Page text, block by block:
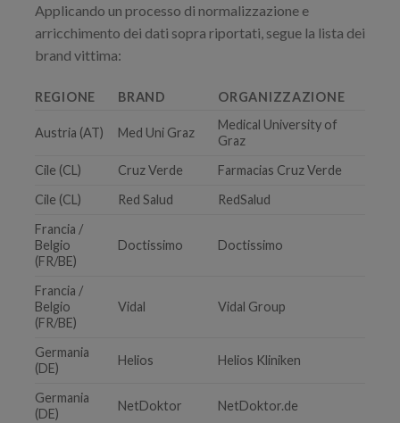
Applicando un processo di normalizzazione e
arricchimento dei dati sopra riportati, segue la lista dei
brand vittima:
REGIONE BRAND ORGANIZZAZIONE
Austria (AT) Med Uni Graz
Medical University of
Graz
Cile (CL)
Cruz Verde
Farmacias Cruz Verde
Cile (CL)
Red Salud
RedSalud
Francia /
Belgio
(FR/BE)
Doctissimo Doctissimo
Francia /
Belgio
(FR/BE)
Vidal Vidal Group
Germania
(DE)
Helios Helios Kliniken
Germania
(DE)
NetDoktor NetDoktor.de